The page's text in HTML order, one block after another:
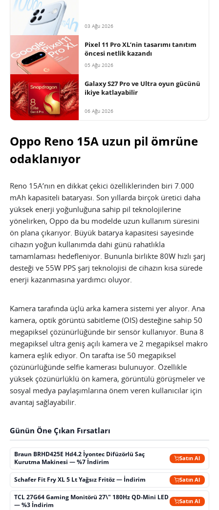
03 Ağu 2026
Pixel 11 Pro XL’nin tasarımı tanıtım
öncesi netlik kazandı
05 Ağu 2026
Galaxy S27 Pro ve Ultra oyun gücünü
ikiye katlayabilir
06 Ağu 2026
Oppo Reno 15A uzun pil ömrüne
odaklanıyor
Reno 15A’nın en dikkat çekici özelliklerinden biri 7.000
mAh kapasiteli bataryası. Son yıllarda birçok üretici daha
yüksek enerji yoğunluğuna sahip pil teknolojilerine
yönelirken, Oppo da bu modelde uzun kullanım süresini
ön plana çıkarıyor. Büyük batarya kapasitesi sayesinde
cihazın yoğun kullanımda dahi günü rahatlıkla
tamamlaması hedefleniyor. Bununla birlikte 80W hızlı şarj
desteği ve 55W PPS şarj teknolojisi de cihazın kısa sürede
enerji kazanmasına yardımcı oluyor.
Kamera tarafında üçlü arka kamera sistemi yer alıyor. Ana
kamera, optik görüntü sabitleme (OIS) desteğine sahip 50
megapiksel çözünürlüğünde bir sensör kullanıyor. Buna 8
megapiksel ultra geniş açılı kamera ve 2 megapiksel makro
kamera eşlik ediyor. Ön tarafta ise 50 megapiksel
çözünürlüğünde selfie kamerası bulunuyor. Özellikle
yüksek çözünürlüklü ön kamera, görüntülü görüşmeler ve
sosyal medya paylaşımlarına önem veren kullanıcılar için
avantaj sağlayabilir.
Günün Öne Çıkan Fırsatları
Braun BRHD425E Hd4.2 İyontec Difüzörlü Saç
Kurutma Makinesi — %7 İndirim
Satın Al
Schafer Fit Fry XL 5 Lt Yağsız Fritöz — İndirim Satın Al
TCL 27G64 Gaming Monitörü 27\" 180Hz QD-Mini LED
— %3 İndirim
Satın Al